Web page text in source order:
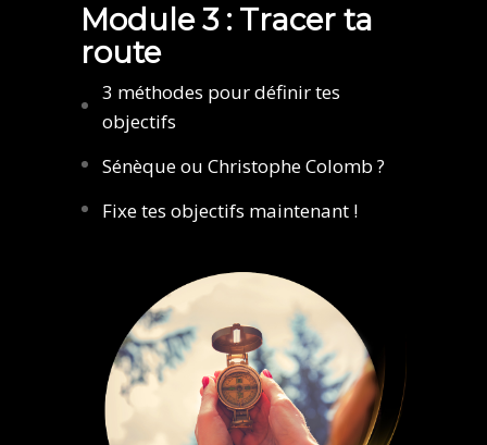
Module 3 : Tracer ta
route
3 méthodes pour définir tes
objectifs
Sénèque ou Christophe Colomb ?
Fixe tes objectifs maintenant !